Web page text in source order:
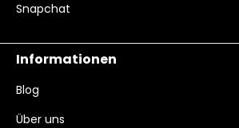
Snapchat
Informationen
Blog
Über uns